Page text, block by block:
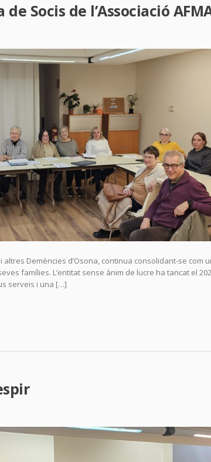
Socis de l’Associació
i altres Demències d’Osona, continua consolidant-se com
famílies. L’entitat sense ànim de lucre ha tancat el
serveis i una […]